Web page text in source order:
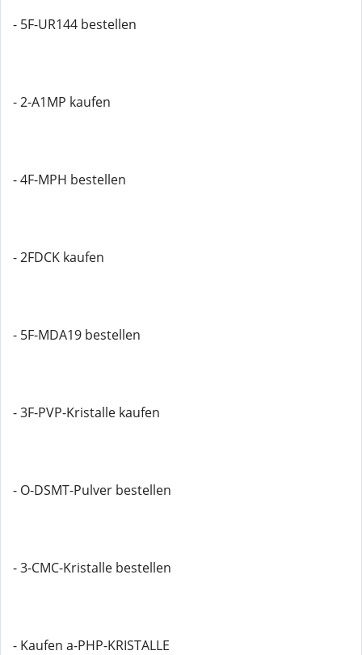
- 5F-UR144 bestellen
- 2-A1MP kaufen
- 4F-MPH bestellen
- 2FDCK kaufen
- 5F-MDA19 bestellen
- 3F-PVP-Kristalle kaufen
- O-DSMT-Pulver bestellen
- 3-CMC-Kristalle bestellen
- Kaufen a-PHP-KRISTALLE